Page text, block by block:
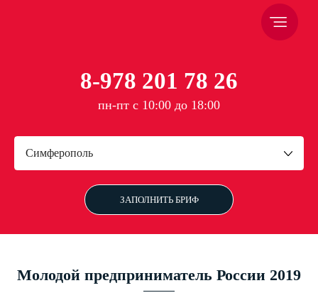
8-978 201 78 26
пн-пт с 10:00 до 18:00
Симферополь
ЗАПОЛНИТЬ БРИФ
Молодой предприниматель России 2019